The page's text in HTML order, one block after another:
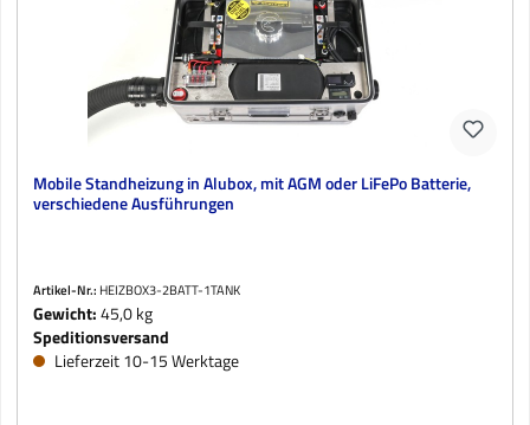
Mobile Standheizung in Alubox, mit AGM oder LiFePo Batterie,
verschiedene Ausführungen
Artikel-Nr.: HEIZBOX3-2BATT-1TANK
Gewicht:45,0 kg
Speditionsversand
Lieferzeit 10-15 Werktage